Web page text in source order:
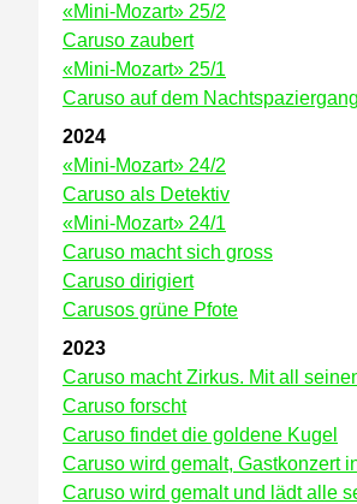
«Mini-Mozart» 25/2
Caruso zaubert
«Mini-Mozart» 25/1
Caruso auf dem Nachtspaziergang
2024
«Mini-Mozart» 24/2
Caruso als Detektiv
«Mini-Mozart» 24/1
Caruso macht sich gross
Caruso dirigiert
Carusos grüne Pfote
2023
Caruso macht Zirkus. Mit all
Caruso forscht
Caruso findet die goldene Kugel
Caruso wird gemalt, Gastkonzert
Caruso wird gemalt und lädt alle